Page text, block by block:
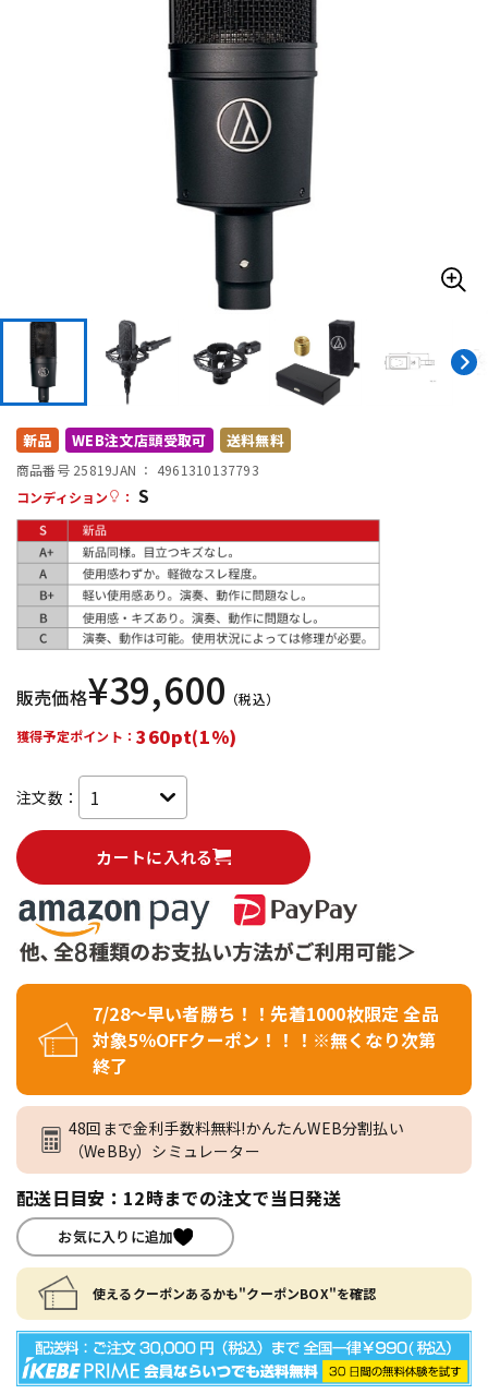
DTM オンライン納品 レコーディング機器
配信/ライブ機器
新品 WEB注文店頭受取可 送料無料
商品番号 25819JAN ： 4961310137793
コンディション
： S
販売価格¥39,600 （税込）
獲得予定ポイント：360pt(1%)
注文数：
カートに入れる
7/28～早い者勝ち！！先着1000枚限定 全品
対象5％OFFクーポン！！！※無くなり次第
終了
48回まで金利手数料無料!かんたんWEB分割払い
（WeBBy）シミュレーター
配送日目安：12時までの注文で当日発送
お気に入りに追加
使えるクーポンあるかも"クーポンBOX"を確認